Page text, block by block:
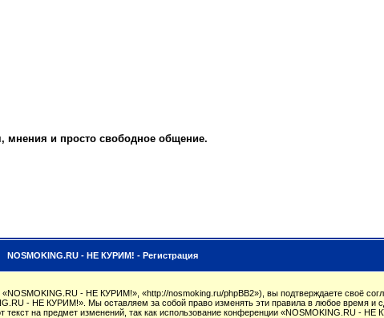
мнения и просто свободное общение.
NOSMOKING.RU - НЕ КУРИМ! - Регистрация
- НЕ КУРИМ!», «http://nosmoking.ru/phpBB2»), вы подтверждаете своё
- НЕ КУРИМ!». Мы оставляем за собой право изменять эти правила в любое время и
на предмет изменений, так как использование конференции «NOSMOKING.RU -